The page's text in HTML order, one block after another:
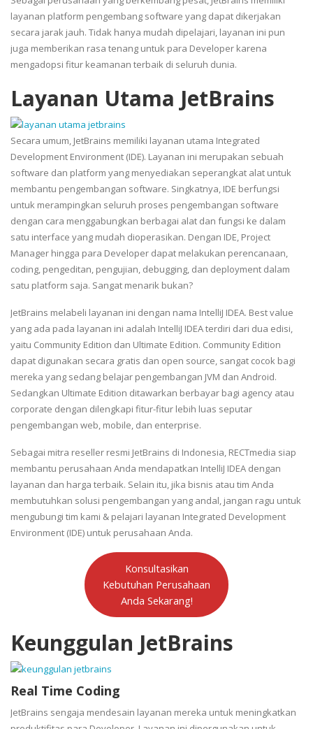
layanan platform pengembang software yang dapat dikerjakan
secara jarak jauh. Tidak hanya mudah dipelajari, layanan ini pun
juga memberikan rasa tenang untuk para Developer karena
mengadopsi fitur keamanan terbaik di seluruh dunia.
Layanan Utama JetBrains
Secara umum, JetBrains memiliki layanan utama Integrated
Development Environment (IDE). Layanan ini merupakan sebuah
software dan platform yang menyediakan seperangkat alat untuk
membantu pengembangan software. Singkatnya, IDE berfungsi
untuk merampingkan seluruh proses pengembangan software
dengan cara menggabungkan berbagai alat dan fungsi ke dalam
satu interface yang mudah dioperasikan. Dengan IDE, Project
Manager hingga para Developer dapat melakukan perencanaan,
coding, pengeditan, pengujian, debugging, dan deployment dalam
satu platform saja. Sangat menarik bukan?
JetBrains melabeli layanan ini dengan nama IntelliJ IDEA. Best value
yang ada pada layanan ini adalah IntelliJ IDEA terdiri dari dua edisi,
yaitu Community Edition dan Ultimate Edition. Community Edition
dapat digunakan secara gratis dan open source, sangat cocok bagi
mereka yang sedang belajar pengembangan JVM dan Android.
Sedangkan Ultimate Edition ditawarkan berbayar bagi agency atau
corporate dengan dilengkapi fitur-fitur lebih luas seputar
pengembangan web, mobile, dan enterprise.
Sebagai mitra reseller resmi JetBrains di Indonesia, RECTmedia siap
membantu perusahaan Anda mendapatkan IntelliJ IDEA dengan
layanan dan harga terbaik. Selain itu, jika bisnis atau tim Anda
membutuhkan solusi pengembangan yang andal, jangan ragu untuk
mengubungi tim kami & pelajari layanan Integrated Development
Environment (IDE) untuk perusahaan Anda.
Konsultasikan
Kebutuhan Perusahaan
Anda Sekarang!
Keunggulan JetBrains
Real Time Coding
JetBrains sengaja mendesain layanan mereka untuk meningkatkan